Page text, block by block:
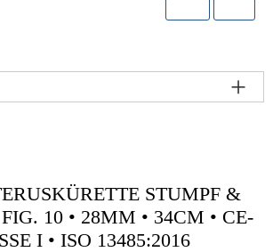
STUMPF &
10 • 28MM • 34CM • CE-
I • ISO 13485:2016